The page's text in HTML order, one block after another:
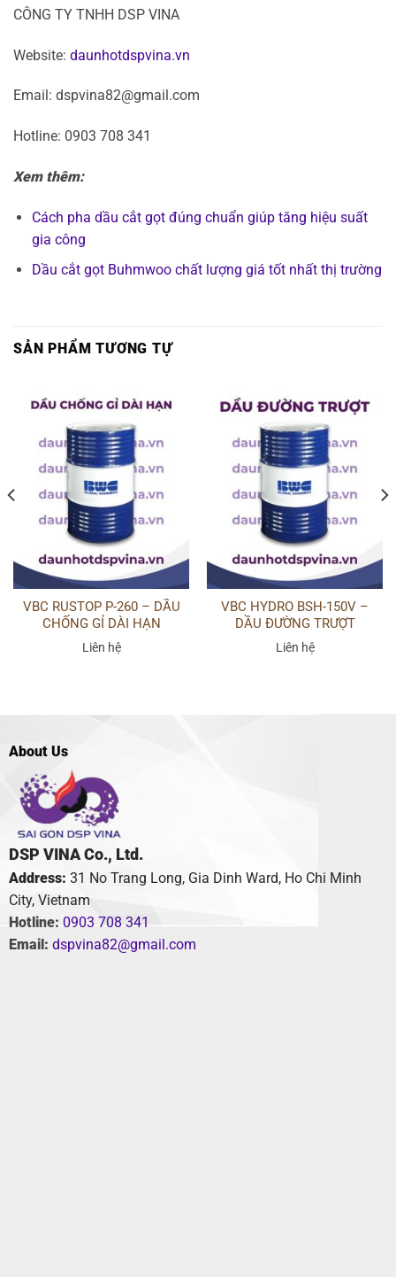
CÔNG TY TNHH DSP VINA
Website: daunhotdspvina.vn
Email: dspvina82@gmail.com
Hotline: 0903 708 341
Xem thêm:
Cách pha dầu cắt gọt đúng chuẩn giúp tăng hiệu suất
gia công
Dầu cắt gọt Buhmwoo chất lượng giá tốt nhất thị trường
SẢN PHẨM TƯƠNG TỰ
VBC RUSTOP P-260 – DẦU
CHỐNG GỈ DÀI HẠN
Liên hệ
VBC HYDRO BSH-150V –
DẦU ĐƯỜNG TRƯỢT
Liên hệ
About Us
DSP VINA Co., Ltd.
Address: 31 No Trang Long, Gia Dinh Ward, Ho Chi Minh
City, Vietnam
Hotline: 0903 708 341
Email: dspvina82@gmail.com